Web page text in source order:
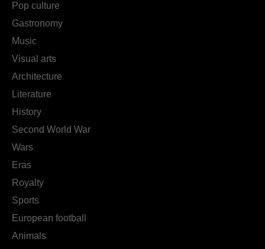
Pop culture
Gastronomy
Music
Visual arts
Architecture
Literature
History
Second World War
Wars
Eras
Royalty
Sports
European football
Animals